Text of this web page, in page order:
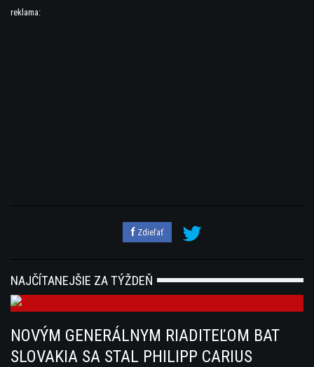
reklama:
Zdieľať
NAJČÍTANEJŠIE ZA TÝŽDEŇ
NOVÝM GENERÁLNYM RIADITEĽOM BAT
SLOVAKIA SA STAL PHILIPP CARIUS